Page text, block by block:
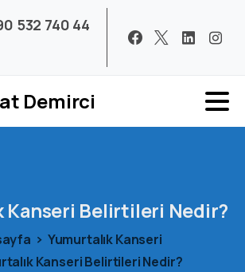
532 740 44
Demirci
Kanseri Belirtileri Nedir?
Yumurtalık Kanseri
Kanseri Belirtileri Nedir?